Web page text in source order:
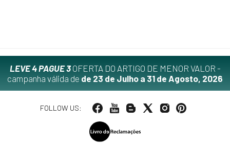
LEVE 4 PAGUE 3OFERTA DO ARTIGO DE MENOR VALOR -
campanha válida de de 23 de Julho a 31 de Agosto, 2026
FOLLOW US: